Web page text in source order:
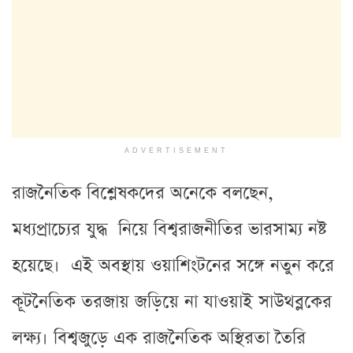
ADVERTISEMENT
রাজনৈতিক বিশ্লেষকদের অনেকে বলছেন,
মধ্যপ্রাচ্যের যুদ্ধ নিয়ে বিশ্বরাজনীতির ভারসাম্য নষ্ট
হয়েছে। এই অবস্থায় ওয়াশিংটনের সঙ্গে নতুন করে
কূটনৈতিক তরজায় জড়িয়ে না যাওয়াই সাউথব্লকের
লক্ষ্য। বিশ্বজুড়ে এক রাজনৈতিক অস্থিরতা তৈরি